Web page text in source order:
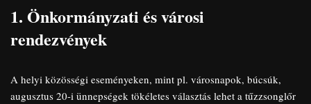
1. Önkormányzati és városi
rendezvények
A helyi közösségi eseményeken, mint pl. városnapok, búcsúk,
augusztus 20-i ünnepségek tökéletes választás lehet a tűzzsonglőr